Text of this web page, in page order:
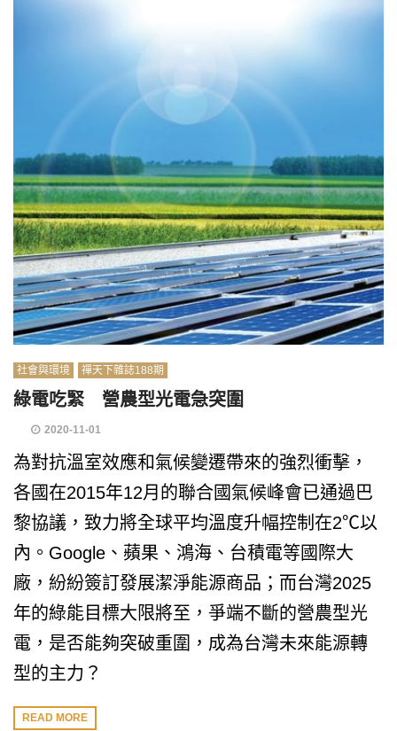
社會與環境 禪天下雜誌188期
綠電吃緊 營農型光電急突圍
2020-11-01
為對抗溫室效應和氣候變遷帶來的強烈衝擊，
各國在2015年12月的聯合國氣候峰會已通過巴
黎協議，致力將全球平均溫度升幅控制在2℃以
內。Google、蘋果、鴻海、台積電等國際大
廠，紛紛簽訂發展潔淨能源商品；而台灣2025
年的綠能目標大限將至，爭端不斷的營農型光
電，是否能夠突破重圍，成為台灣未來能源轉
型的主力？
READ MORE